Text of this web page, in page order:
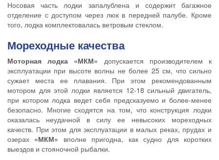
Носовая часть лодки запалублена и содержит багажное
отделение с доступом через люк в передней палубе. Кроме
того, лодка комплектовалась ветровым стеклом.
Мореходные качества
Моторная лодка «МКМ» допускается производителем к
эксплуатации при высоте волны не более 25 см, что сильно
сужает места ее плавания. При этом рекомендованным
мотором для этой лодки является 12-18 сильный двигатель,
при котором лодка ведет себя предсказуемо и более-менее
безопасно. Многие сходятся на том, что конструкция лодки
оказалась неудачной в силу ее невысоких мореходных
качеств. При этом для эксплуатации в малых реках, прудах и
озерах «МКМ» вполне пригодна, как судно для коротких
выездов и стояночной рыбалки.